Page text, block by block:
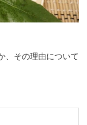
、その理由について